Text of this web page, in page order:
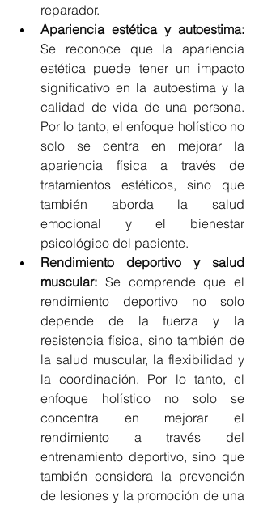
reparador.
Apariencia estética y autoestima:
Se reconoce que la apariencia
estética puede tener un impacto
significativo en la autoestima y la
calidad de vida de una persona.
Por lo tanto, el enfoque holístico no
solo se centra en mejorar la
apariencia física a través de
tratamientos estéticos, sino que
también aborda la salud
emocional y el bienestar
psicológico del paciente.
Rendimiento deportivo y salud
muscular: Se comprende que el
rendimiento deportivo no solo
depende de la fuerza y la
resistencia física, sino también de
la salud muscular, la flexibilidad y
la coordinación. Por lo tanto, el
enfoque holístico no solo se
concentra en mejorar el
rendimiento a través del
entrenamiento deportivo, sino que
también considera la prevención
de lesiones y la promoción de una